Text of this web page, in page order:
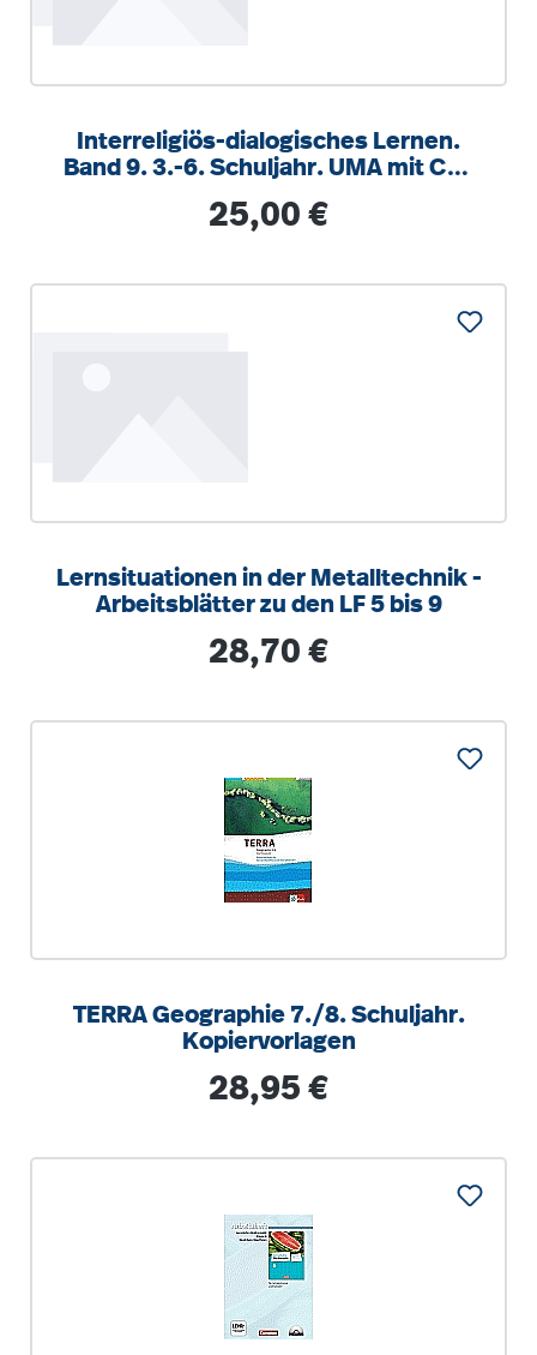
Interreligiös-dialogisches Lernen.
Band 9. 3.-6. Schuljahr. UMA mit CD-
Regulärer Preis:
25,00 €
Lernsituationen in der Metalltechnik -
Arbeitsblätter zu den LF 5 bis 9
Regulärer Preis:
28,70 €
TERRA Geographie 7./8. Schuljahr.
Kopiervorlagen
Regulärer Preis:
28,95 €